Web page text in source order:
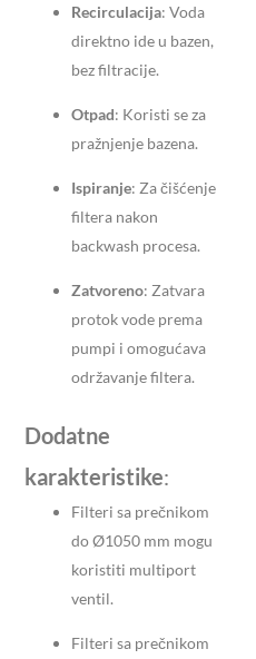
Recirculacija: Voda
direktno ide u bazen,
bez filtracije.
Otpad: Koristi se za
pražnjenje bazena.
Ispiranje: Za čišćenje
filtera nakon
backwash procesa.
Zatvoreno: Zatvara
protok vode prema
pumpi i omogućava
održavanje filtera.
Dodatne
karakteristike:
Filteri sa prečnikom
do Ø1050 mm mogu
koristiti multiport
ventil.
Filteri sa prečnikom